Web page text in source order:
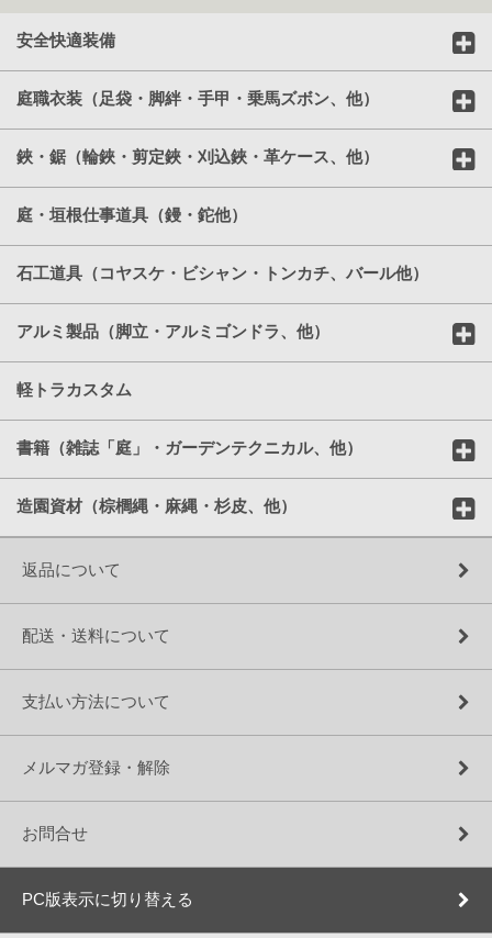
安全快適装備
庭職衣装（足袋・脚絆・手甲・乗馬ズボン、他）
鋏・鋸（輪鋏・剪定鋏・刈込鋏・革ケース、他）
庭・垣根仕事道具（鏝・鉈他）
石工道具（コヤスケ・ビシャン・トンカチ、バール他）
アルミ製品（脚立・アルミゴンドラ、他）
軽トラカスタム
書籍（雑誌「庭」・ガーデンテクニカル、他）
造園資材（棕櫚縄・麻縄・杉皮、他）
返品について
配送・送料について
支払い方法について
メルマガ登録・解除
お問合せ
PC版表示に切り替える